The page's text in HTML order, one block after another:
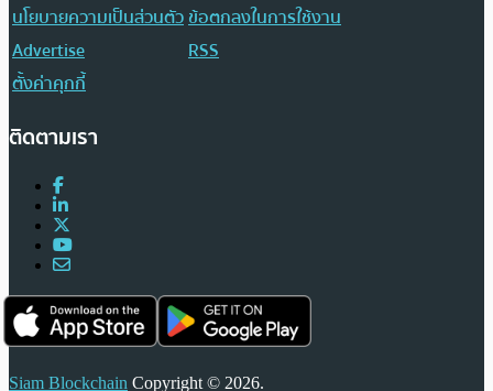
นโยบายความเป็นส่วนตัวข้อตกลงในการใช้งาน
Advertise
RSS
ตั้งค่าคุกกี้
ติดตามเรา
Siam Blockchain Copyright © 2026.